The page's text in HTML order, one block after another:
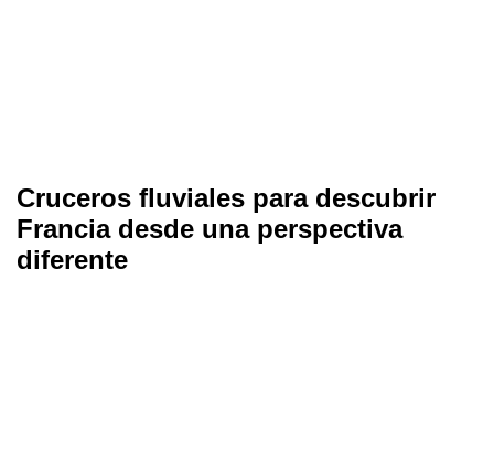
Cruceros fluviales para descubrir
Francia desde una perspectiva
diferente